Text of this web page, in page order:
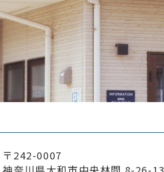
〒242-0007